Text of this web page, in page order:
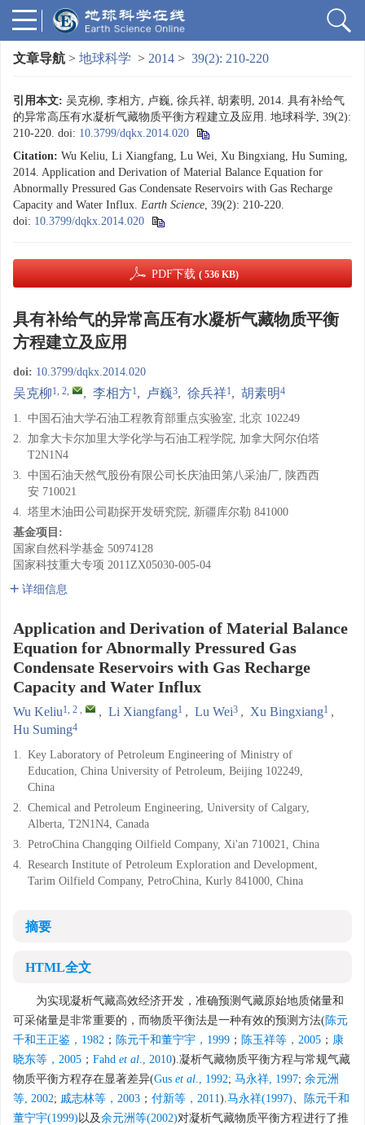
文章导航 > 地球科学 > 2014 > 39(2): 210-220
引用本文: 吴克柳, 李相方, 卢巍, 徐兵祥, 胡素明, 2014. 具有补给气
的异常高压有水凝析气藏物质平衡方程建立及应用. 地球科学, 39(2):
210-220. doi: 10.3799/dqkx.2014.020
Citation: Wu Keliu, Li Xiangfang, Lu Wei, Xu Bingxiang, Hu Suming,
2014. Application and Derivation of Material Balance Equation for
Abnormally Pressured Gas Condensate Reservoirs with Gas Recharge
Capacity and Water Influx. Earth Science, 39(2): 210-220.
doi: 10.3799/dqkx.2014.020
PDF下载 ( 536 KB)
具有补给气的异常高压有水凝析气藏物质平衡
方程建立及应用
doi: 10.3799/dqkx.2014.020
吴克柳1, 2, , 李相方1, 卢巍3, 徐兵祥1, 胡素明4
1. 中国石油大学石油工程教育部重点实验室, 北京 102249
2. 加拿大卡尔加里大学化学与石油工程学院, 加拿大阿尔伯塔
T2N1N4
3. 中国石油天然气股份有限公司长庆油田第八采油厂, 陕西西
安 710021
4. 塔里木油田公司勘探开发研究院, 新疆库尔勒 841000
基金项目:
国家自然科学基金 50974128
国家科技重大专项 2011ZX05030-005-04
详细信息
Application and Derivation of Material Balance
Equation for Abnormally Pressured Gas
Condensate Reservoirs with Gas Recharge
Capacity and Water Influx
Wu Keliu1, 2 , , Li Xiangfang1 , Lu Wei3 , Xu Bingxiang1 ,
Hu Suming4
1. Key Laboratory of Petroleum Engineering of Ministry of
Education, China University of Petroleum, Beijing 102249,
China
2. Chemical and Petroleum Engineering, University of Calgary,
Alberta, T2N1N4, Canada
3. PetroChina Changqing Oilfield Company, Xi'an 710021, China
4. Research Institute of Petroleum Exploration and Development,
Tarim Oilfield Company, PetroChina, Kurly 841000, China
摘要
HTML全文
为实现凝析气藏高效经济开发，准确预测气藏原始地质储量和
可采储量是非常重要的，而物质平衡法是一种有效的预测方法(陈元
千和王正鉴，1982 ； 陈元千和董宁宇，1999 ； 陈玉祥等，2005 ； 康
晓东等，2005 ； Fahd et al., 2010).凝析气藏物质平衡方程与常规气藏
物质平衡方程存在显著差异(Gus et al., 1992; 马永祥, 1997; 余元洲
等, 2002; 戚志林等，2003 ； 付新等，2011).马永祥(1997)、
陈元千和
董宁宇(1999) 以及余元洲等(2002)对凝析气藏物质平衡方程进行了推